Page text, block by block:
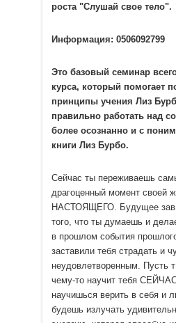
роста "Слушай свое тело".
Информация: 0506092799
Это базовый семинар
курса, который помогает
принципы учения Лиз
правильно работать над
более осознанно и с
книги Лиз Бурбо.
Сейчас ты переживаешь
драгоценный момент
НАСТОЯЩЕГО. Будущее
того, что ты думаешь и
в прошлом события
заставили тебя страдать и
неудовлетворенным. Пусть
чему-то научит тебя
научишься верить в себя и
будешь излучать